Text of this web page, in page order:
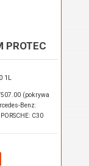
PROTEC
1L
507.00 (pokrywa
Benz:
C30